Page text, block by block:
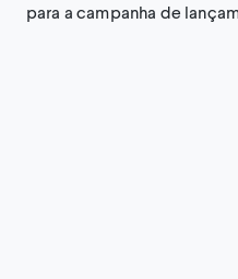
para a campanha de